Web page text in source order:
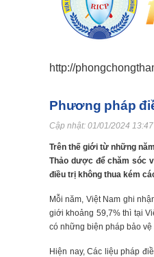
http://
Phương pháp
Cập nhật: 01/01/2024 13:47
Trên thế giới từ những
Thảo dược để chăm sóc
điều trị không thua kém
Mỗi năm, Việt Nam ghi
giới khoảng 59,7% thì tại
có những biện pháp bảo
Hiện nay, Các liệu pháp